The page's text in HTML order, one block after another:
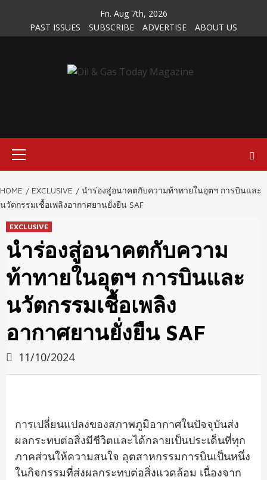
content
Fri. Aug 7th, 2026
PAST ISSUES
SUBSCRIBE ADVERTISE ABOUT US
HOME EXCLUSIVE
นำร่องสู่อนาคตกับความท้าทายในอุตฯ การบินและ
นวัตกรรมเชื้อเพลิงอากาศยานยั่งยืน SAF
EXCLUSIVE
นำร่องสู่อนาคตกับความ
ท้าทายในอุตฯ การบินและ
นวัตกรรมเชื้อเพลิง
อากาศยานยั่งยืน SAF
11/10/2024
การเปลี่ยนแปลงของสภาพภูมิอากาศในปัจจุบันส่ง
ผลกระทบต่อสิ่งมีชีวิตและได้กลายเป็นประเด็นที่ทุก
ภาคส่วนให้ความสนใจ อุตสาหกรรมการบินเป็นหนึ่ง
ในกิจกรรมที่ส่งผลกระทบต่อสิ่งแวดล้อม เนื่องจาก